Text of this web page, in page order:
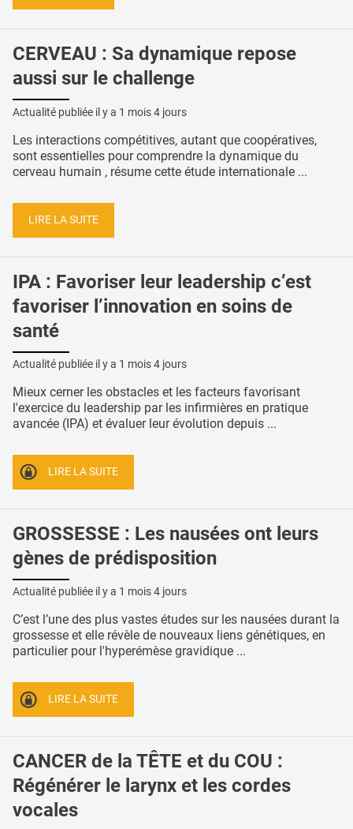
CERVEAU : Sa dynamique repose
aussi sur le challenge
Actualité publiée il y a 1 mois 4 jours
Les interactions compétitives, autant que coopératives,
sont essentielles pour comprendre la dynamique du
cerveau humain , résume cette étude internationale ...
LIRE LA SUITE
IPA : Favoriser leur leadership c’est
favoriser l’innovation en soins de
santé
Actualité publiée il y a 1 mois 4 jours
Mieux cerner les obstacles et les facteurs favorisant
l'exercice du leadership par les infirmières en pratique
avancée (IPA) et évaluer leur évolution depuis ...
LIRE LA SUITE
GROSSESSE : Les nausées ont leurs
gènes de prédisposition
Actualité publiée il y a 1 mois 4 jours
C’est l’une des plus vastes études sur les nausées durant la
grossesse et elle révèle de nouveaux liens génétiques, en
particulier pour l'hyperémèse gravidique ...
LIRE LA SUITE
CANCER de la TÊTE et du COU :
Régénérer le larynx et les cordes
vocales